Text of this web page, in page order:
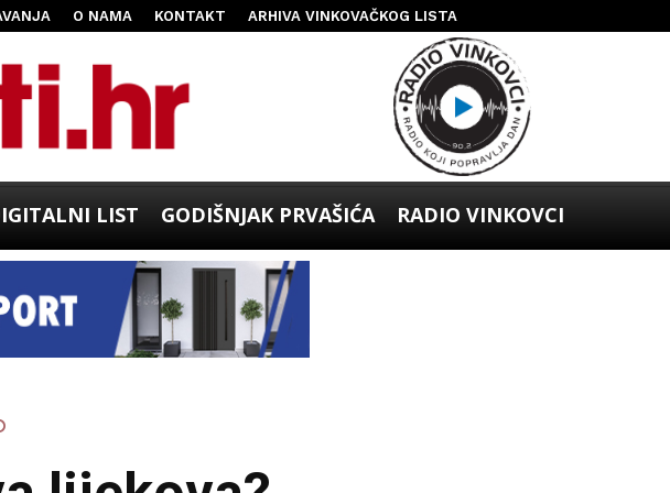
O NAMA KONTAKT ARHIVA VINKOVAČKOG LISTA
LIST GODIŠNJAK PRVAŠIĆA RADIO VINKOVCI